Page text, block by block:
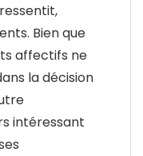
Bien que
affectifs ne
la décision
intéressant